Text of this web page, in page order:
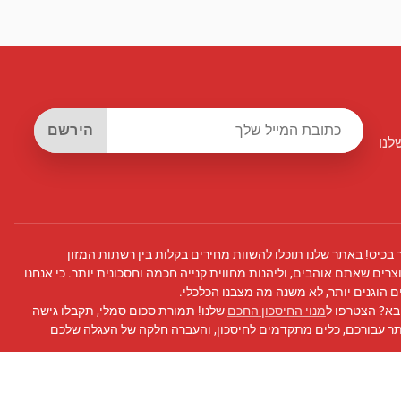
הירשם
בכיס! באתר שלנו תוכלו להשוות מחירים בקלות בין רשתות המזון
שאתם אוהבים, וליהנות מחווית קנייה חכמה וחסכונית יותר. כי אנחנו
הוגנים יותר, לא משנה מה מצבנו הכלכלי.
הצטרפו למנוי החיסכון החכם שלנו! תמורת סכום סמלי, תקבלו גישה
עבורכם, כלים מתקדמים לחיסכון, והעברה חלקה של העגלה שלכם